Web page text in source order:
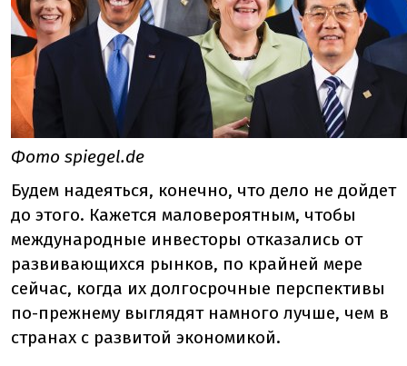
Фото spiegel.de
Будем надеяться, конечно, что дело не дойдет
до этого. Кажется маловероятным, чтобы
международные инвесторы отказались от
развивающихся рынков, по крайней мере
сейчас, когда их долгосрочные перспективы
по-прежнему выглядят намного лучше, чем в
странах с развитой экономикой.